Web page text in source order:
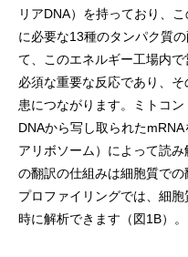
リアDNA）を持っており、
に必要な13種のタンパク質
て、このエネルギー工場内
必須な重要な反応であり、
患につながります。ミトコ
DNAから写し取られた
アリボソーム）によって読
の翻訳の仕組みは細胞質で
プロファイリングでは、細
時に解析できます（図1B）。